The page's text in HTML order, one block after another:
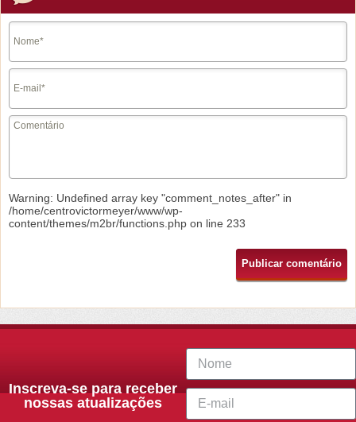
Warning: Undefined array key "comment_notes_after" in
/home/centrovictormeyer/www/wp-
content/themes/m2br/functions.php on line 233
Inscreva-se para receber
nossas atualizações